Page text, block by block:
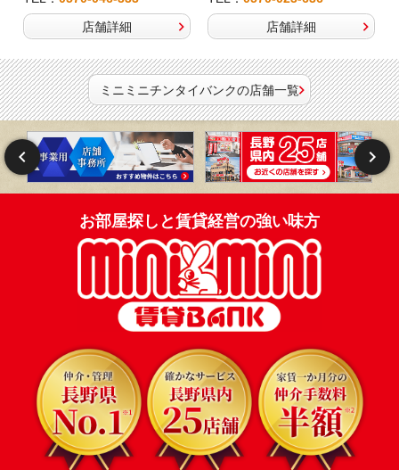
店舗詳細
店舗詳細
ミニミニチンタイバンクの店舗一覧
お部屋探しと賃貸経営の強い味方